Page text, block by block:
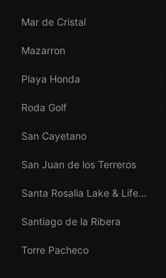
Mar de Cristal
Mazarron
Playa Honda
Roda Golf
San Cayetano
San Juan de los Terreros
Santa Rosalia Lake & Life
Santiago de la Ribera
Torre Pacheco